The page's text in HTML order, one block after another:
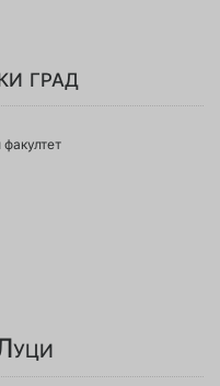
град